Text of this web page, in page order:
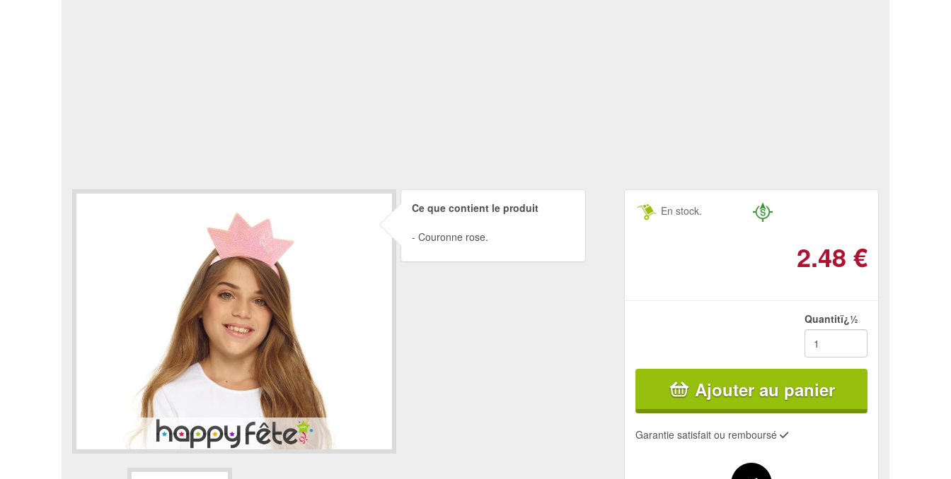
Ce que contient le produit
Couronne rose.
En stock.
2.48 €
Quantitï¿½
Ajouter au panier
Garantie satisfait ou remboursé